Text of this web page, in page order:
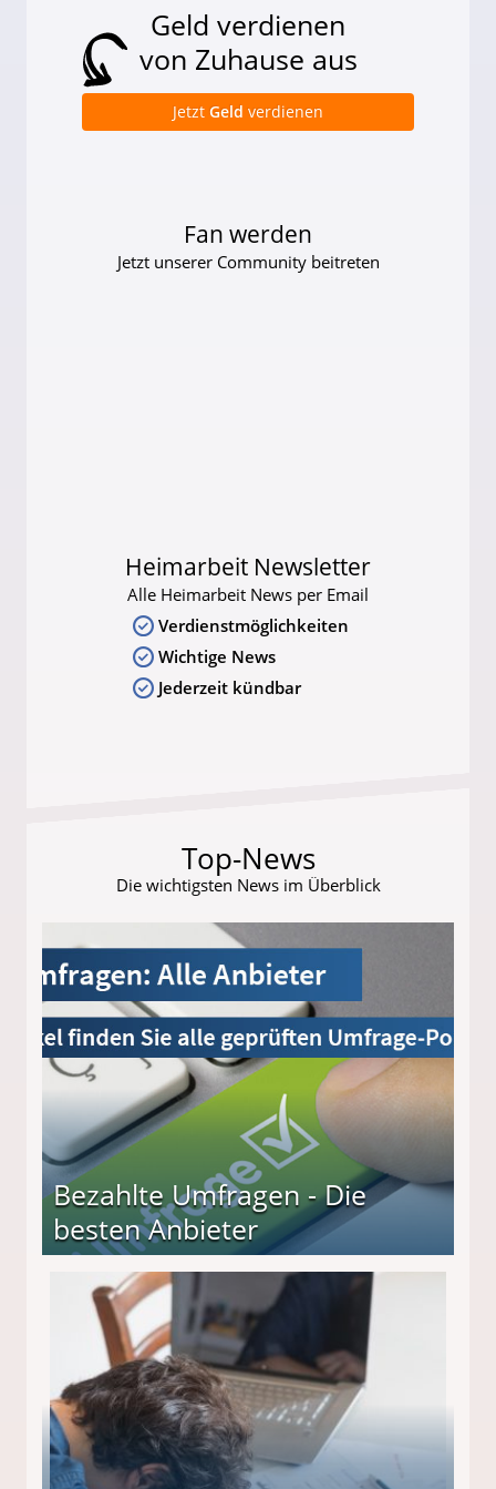
Geld verdienen
von Zuhause aus
Jetzt Geld verdienen
Fan werden
Jetzt unserer Community beitreten
Heimarbeit Newsletter
Alle Heimarbeit News per Email
Verdienstmöglichkeiten
Wichtige News
Jederzeit kündbar
Top-News
Die wichtigsten News im Überblick
Bezahlte Umfragen - Die
besten Anbieter